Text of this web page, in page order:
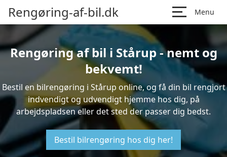
Rengøring-af-bil.dk Menu
Rengøring af bil i Stårup - nemt og
bekvemt!
Bestil en bilrengøring i Stårup online, og få din bil rengjort
indvendigt og udvendigt hjemme hos dig, på
arbejdspladsen eller det sted der passer dig bedst.
Bestil bilrengøring hos dig her!